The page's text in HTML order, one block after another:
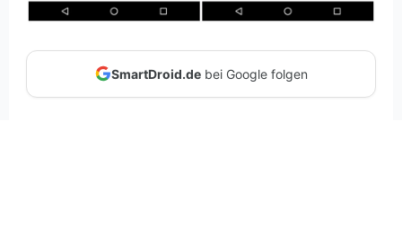
SmartDroid.debei Google folgen